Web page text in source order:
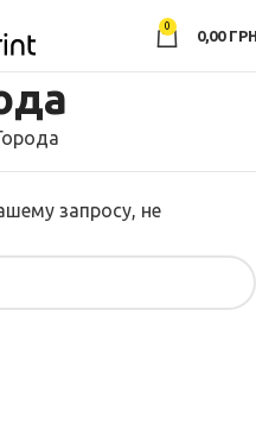
0
0,00
запросу, не